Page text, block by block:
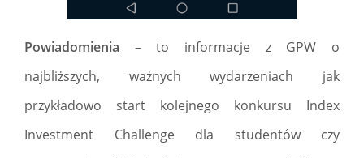
Powiadomienia – to informacje z GPW o
najbliższych, ważnych wydarzeniach jak
przykładowo start kolejnego konkursu Index
Investment Challenge dla studentów czy